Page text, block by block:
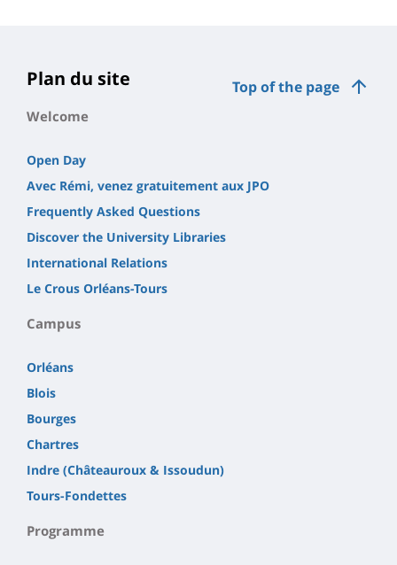
Top of the page
Plan du site
Welcome
Open Day
Avec Rémi, venez gratuitement aux JPO
Frequently Asked Questions
Discover the University Libraries
International Relations
Le Crous Orléans-Tours
Campus
Orléans
Blois
Bourges
Chartres
Indre (Châteauroux & Issoudun)
Tours-Fondettes
Programme